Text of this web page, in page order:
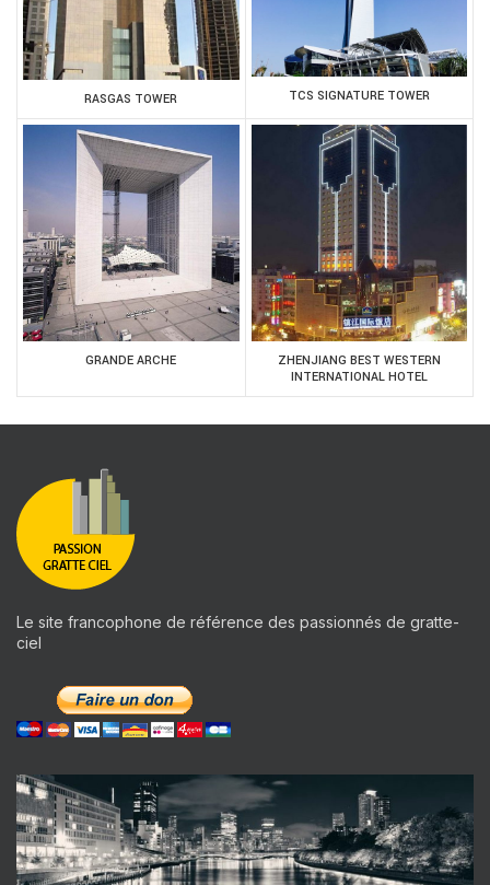
RASGAS TOWER TCS SIGNATURE TOWER
GRANDE ARCHE
ZHENJIANG BEST WESTERN
INTERNATIONAL HOTEL
Le site francophone de référence des passionnés de gratte-
ciel